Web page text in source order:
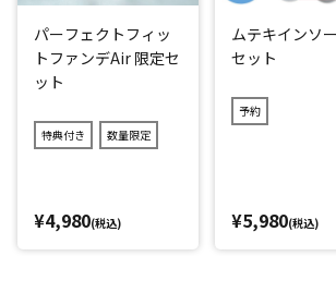
段階から選択できるため、お好みに合わせた
可能です。
[1]リフト
サロンで頭を持ち上げる動作を再現。
手のひらをぐぅーっと押す動きに加え、頭
[2]プレス
頭部全体に圧力をかけて、頭まわりを心地
パーフェクトフィッ
トファンデAir 限定セ
ット
特典付き 数量限定
¥4,980(税込)
ムテキインソ
セット
予約
¥5,980(税込)